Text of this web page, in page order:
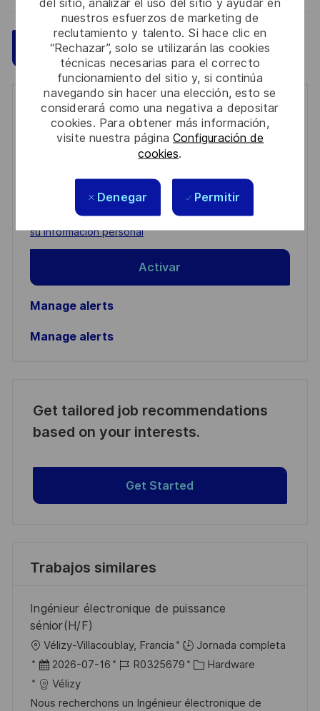
del sitio, analizar el uso del sitio y ayudar en
nuestros esfuerzos de marketing de
reclutamiento y talento. Si hace clic en
“Rechazar”, solo se utilizarán las cookies
técnicas necesarias para el correcto
funcionamiento del sitio y, si continúa
navegando sin hacer una elección, esto se
considerará como una negativa a depositar
cookies. Para obtener más información,
visite nuestra páginaConfiguración de
cookies.
Denegar Permitir
Aplicar ahora Guardar
Get notified for similar jobs
You'll receive updates once a week
(Required)
Revise y acepte los términos del procesamiento de
su información personal
Activar
Manage alerts
Manage alerts
Get tailored job recommendations
based on your interests.
Get Started
Trabajos similares
Ingénieur électronique de puissance
sénior(H/F)
U
b
c
Vélizy-Villacoublay, Francia
Jornada completa
F
e
c
2026-07-16
I
d
R0325679
C
t
Hardware
Vélizy
Nous recherchons un Ingénieur électronique de